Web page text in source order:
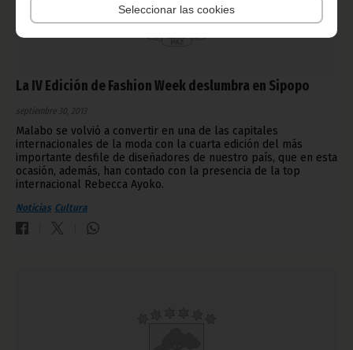
Seleccionar las cookies
La IV Edición de Fashion Week deslumbra en Sipopo
septiembre 30, 2013
Malabo se volvió a convertir en una de las capitales
internacionales de la moda con la cuarta edición del más
importante desfile de diseñadores de nuestro país, que en esta
ocasión, además, han contado con la presencia de la top
internacional Rebecca Ayoko.
Noticias Cultura